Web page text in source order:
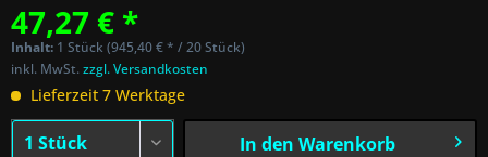
47,27 € *
Inhalt: 1 Stück (945,40 € * / 20 Stück)
inkl. MwSt.zzgl. Versandkosten
Lieferzeit 7 Werktage
In den Warenkorb